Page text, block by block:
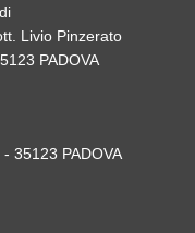
Livio Pinzerato
PADOVA
35123 PADOVA